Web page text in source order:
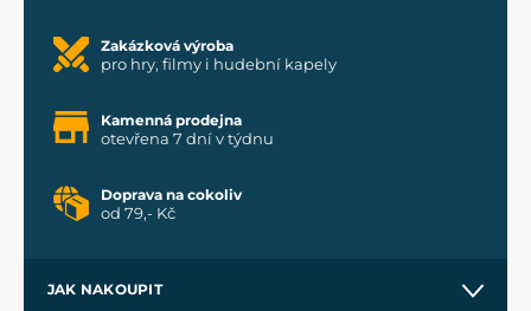
Zakázková výroba
pro hry, filmy i hudební kapely
Kamenná prodejna
otevřena 7 dní v týdnu
Doprava na cokoliv
od 79,- Kč
JAK NAKOUPIT